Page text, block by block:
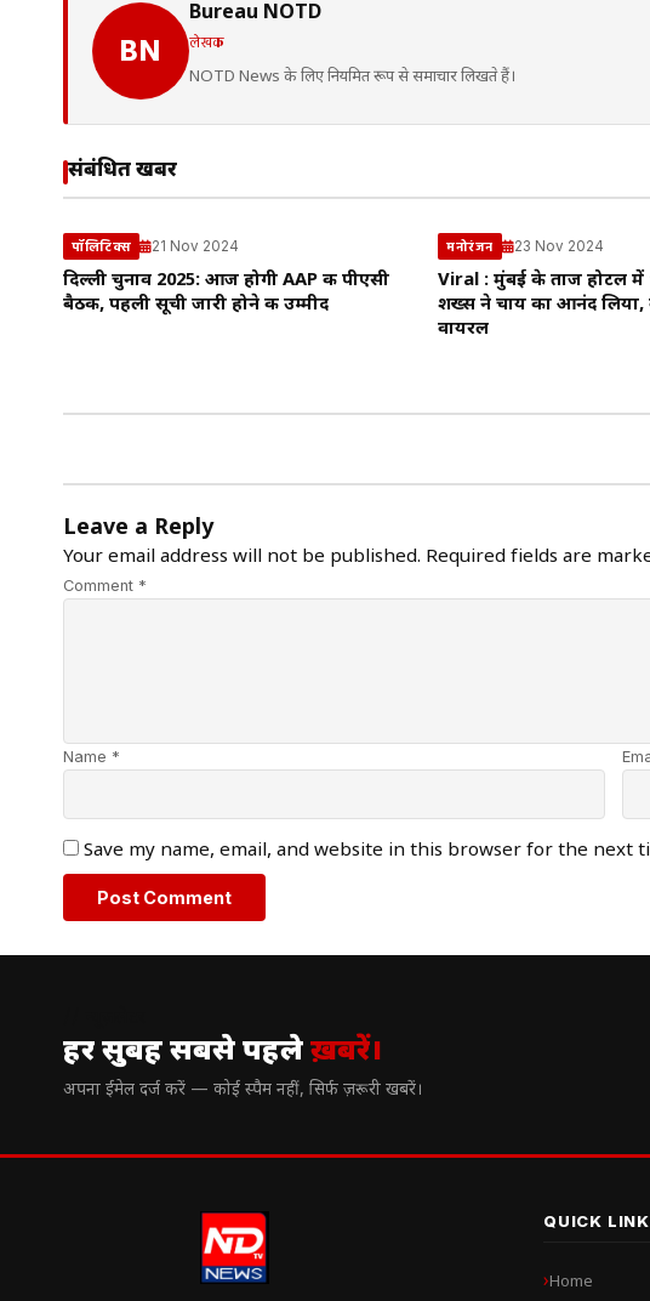
BN
Bureau NOTD
लेखक
NOTD News के लिए नियमित रूप से समाचार लिखते हैं।
संबंधित खबरें
पॉलिटिक्स 21 Nov 2024
दिल्ली चुनाव 2025: आज होगी AAP की पीएसी
बैठक, पहली सूची जारी होने की उम्मीद
मनोरंजन 23 Nov 2024
Viral : मुंबई के ताज होटल में
शख्स ने चाय का आनंद लिया,
वायरल
Leave a Reply
Your email address will not be published. Required fields are
Comment *
Name *
Save my name, email, and website in this browser for the next
हर सुबह सबसे पहलेख़बरें।
अपना ईमेल दर्ज करें — कोई स्पैम नहीं, सिर्फ ज़रूरी खबरें।
QUICK
Home